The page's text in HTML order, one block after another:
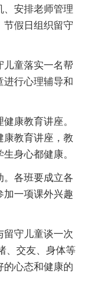
、安排老师管理
节假日组织留守
童落实一名帮
进行心理辅导和
康教育讲座。
康教育讲座，教
身心都健康。
各班要成立各
加一项课外兴趣
守儿童谈一次
、交友、身体等
的心态和健康的